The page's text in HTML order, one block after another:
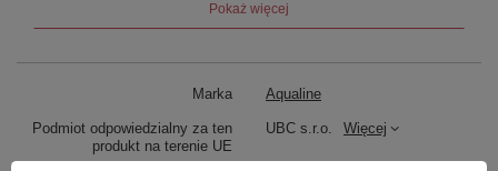
funkcjonowania mechanizmu domykającego drzwiczki lub
szufladę. Nie wystawiaj mebli na działanie wilgoci i kontaktu
Po kąpieli należy prawidłowo przewietrzyć łazienkę. Użyj
uszczelniacza silikonowego, aby zapobiec zaciekaniu
Cichy domyk
Pokaż więcej
Marka Aqualine
Podmiot odpowiedzialny za ten
produkt na terenie UE
UBC s.r.o. Więcej